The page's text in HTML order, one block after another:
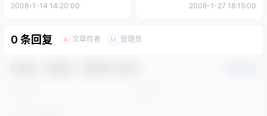
2008-1-14 14:20:00 2008-1-27 18:15:00
0 条回复 A 文章作者 M 管理员